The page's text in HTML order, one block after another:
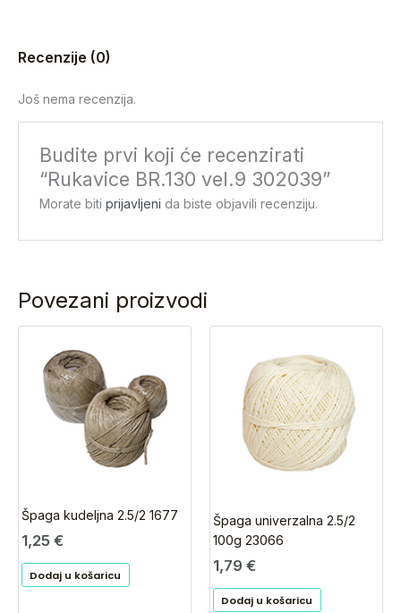
Recenzije (0)
Još nema recenzija.
Budite prvi koji će recenzirati
“Rukavice BR.130 vel.9 302039”
Morate bitiprijavljeni da biste objavili recenziju.
Povezani proizvodi
Špaga kudeljna 2.5/2 1677
1,25 €
Dodaj u košaricu
Špaga univerzalna 2.5/2
100g 23066
1,79 €
Dodaj u košaricu